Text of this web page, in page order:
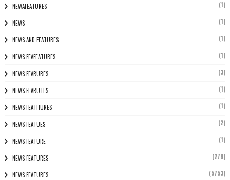
NEWAFEATURES (1)
NEWS (1)
NEWS AND FEATURES (1)
NEWS FEAFEATURES (1)
NEWS FEARURES (3)
NEWS FEARUTES (1)
NEWS FEATHURES (1)
NEWS FEATUES (2)
NEWS FEATURE (1)
NEWS FEATURES (278)
NEWS FEATURES (5753)